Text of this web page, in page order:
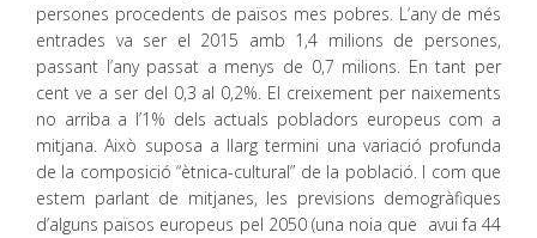
persones procedents de països mes pobres. L’any de més
entrades va ser el 2015 amb 1,4 milions de persones,
passant l’any passat a menys de 0,7 milions. En tant per
cent ve a ser del 0,3 al 0,2%. El creixement per naixements
no arriba a l’1% dels actuals pobladors europeus com a
mitjana. Això suposa a llarg termini una variació profunda
de la composició “ètnica-cultural” de la població. I com que
estem parlant de mitjanes, les previsions demogràfiques
d’alguns països europeus pel 2050 (una noia que avui fa 44